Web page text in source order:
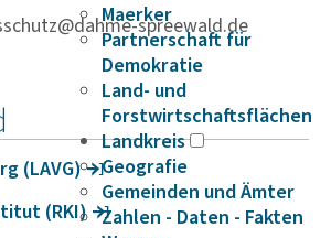
Maerker
Partnerschaft für
Demokratie
Land- und
Forstwirtschaftsflächen
Landkreis
Geografie
Gemeinden und Ämter
Zahlen - Daten - Fakten
spreewald.de
(LAVG)
(RKI)